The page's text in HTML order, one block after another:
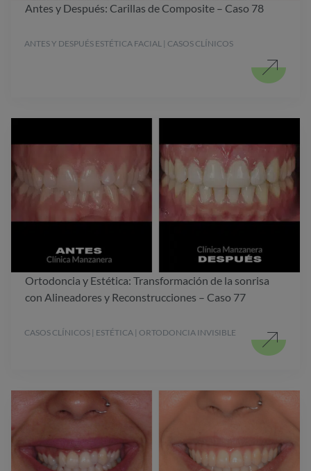
Antes y Después: Carillas de Composite – Caso 78
ANTES Y DESPUÉS ESTÉTICA FACIAL | CASOS CLÍNICOS
Ortodoncia y Estética: Transformación de la sonrisa
con Alineadores y Reconstrucciones – Caso 77
CASOS CLÍNICOS | ESTÉTICA | ORTODONCIA INVISIBLE